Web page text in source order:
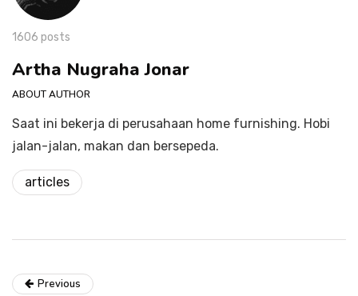
1606 posts
Artha Nugraha Jonar
ABOUT AUTHOR
Saat ini bekerja di perusahaan home furnishing. Hobi
jalan-jalan, makan dan bersepeda.
articles
Previous